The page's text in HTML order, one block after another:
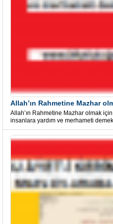
Allah’ın Rahmetine Mazhar olmak
insanlara yardım ve merhameti